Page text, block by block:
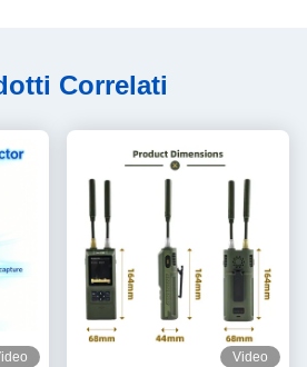
Correlati
Video